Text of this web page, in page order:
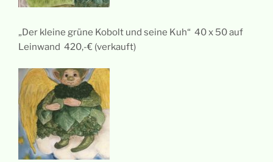
„Der kleine grüne Kobolt und seine Kuh“ 40 x 50 auf
Leinwand 420,-€ (verkauft)